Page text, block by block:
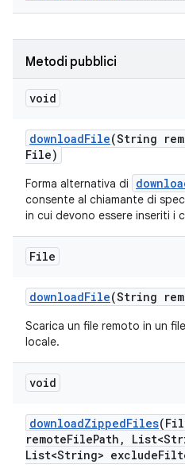
Metodi pubblici
void
downloadFile(String
File)
Forma alternativa di
consente al chiamante di
in cui devono essere inseriti i
File
downloadFile(String
Scarica un file remoto in un
locale.
void
downloadZippedFiles
remoteFilePath ,
List<String> exclude